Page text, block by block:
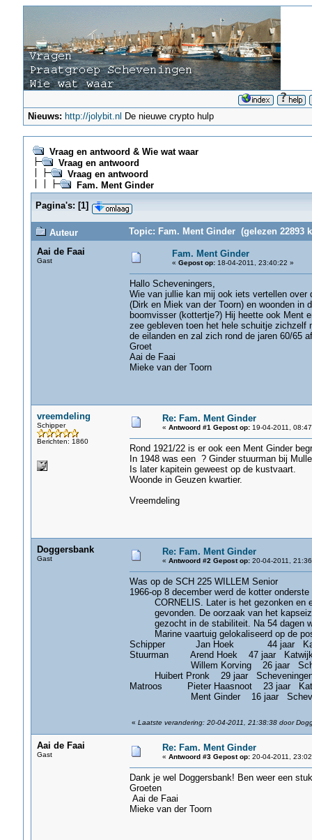
Nieuws: http://jolybit.nl De nieuwe crypto hulp
Vraag en antwoord & Wie wat waar
Vraag en antwoord
Vraag en antwoord
Fam. Ment Ginder
Pagina's: [1]
Auteur
Topic: Fam. Ment Ginder (gelezen 22893
Aai de Faai
Gast
Fam. Ment Ginder
« Gepost op:18-04-2011, 23:40:22 »
Hallo Scheveningers,
Wie van jullie kan mij ook iets vertellen over
(Dirk en Miek van der Toorn) en woonden in
boomvisser (kottertje?) Hij heette ook Ment
zee gebleven toen het hele schuitje zichzelf
de eilanden en zal zich rond de jaren 60/65
Groet
Aai de Faai
Mieke van der Toorn
vreemdeling
Schipper
Berichten: 1860
Re: Fam. Ment Ginder
« Antwoord #1 Gepost op:19-04-2011,
Rond 1921/22 is er ook een Ment Ginder
In 1948 was een ? Ginder stuurman bij
Is later kapitein geweest op de kustvaart.
Woonde in Geuzen kwartier.
Vreemdeling
Doggersbank
Gast
Re: Fam. Ment Ginder
« Antwoord #2 Gepost op:20-04-2011,
Was op de SCH 225 WILLEM Senior
1966-op 8 december werd de kotter
CORNELIS. Later is het gezonken en er
gevonden. De oorzaak van het
gezocht in de stabiliteit. Na 54 dagen
Marine vaartuig gelokaliseerd op de
Schipper Jan Hoek 44 jaar
Stuurman Arend Hoek 47 jaar
Willem Korving 26 jaar
Huibert Pronk 29 jaar
Matroos Pieter Haasnoot 23 jaar
Ment Ginder 16 jaar
« Laatste verandering: 20-04-2011, 21:38:38 door
Aai de Faai
Gast
Re: Fam. Ment Ginder
« Antwoord #3 Gepost op:20-04-2011,
Dank je wel Doggersbank! Ben weer een
Groeten
Aai de Faai
Mieke van der Toorn